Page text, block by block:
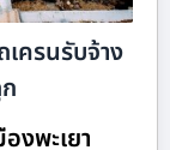
เครนรับจ้าง
งพะเยา